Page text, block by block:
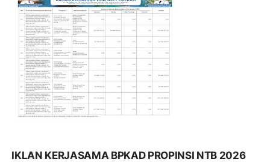
IKLAN KERJASAMA BPKAD PROPINSI NTB 2026